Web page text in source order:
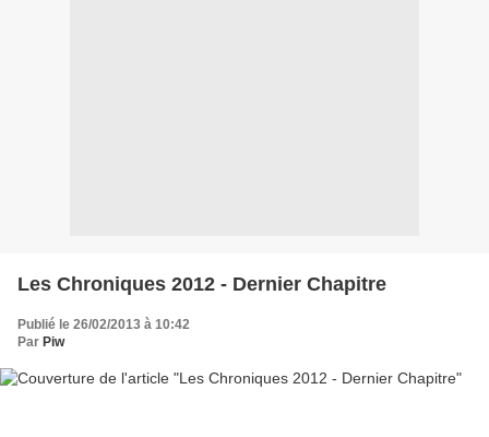
Les Chroniques 2012 - Dernier Chapitre
Publié le 26/02/2013 à 10:42
Par Piw